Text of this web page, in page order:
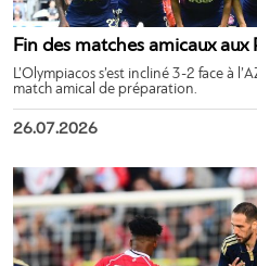
Fin des matches amicaux aux
L’Olympiacos s’est incliné 3-2 face à
match amical de préparation.
26.07.2026